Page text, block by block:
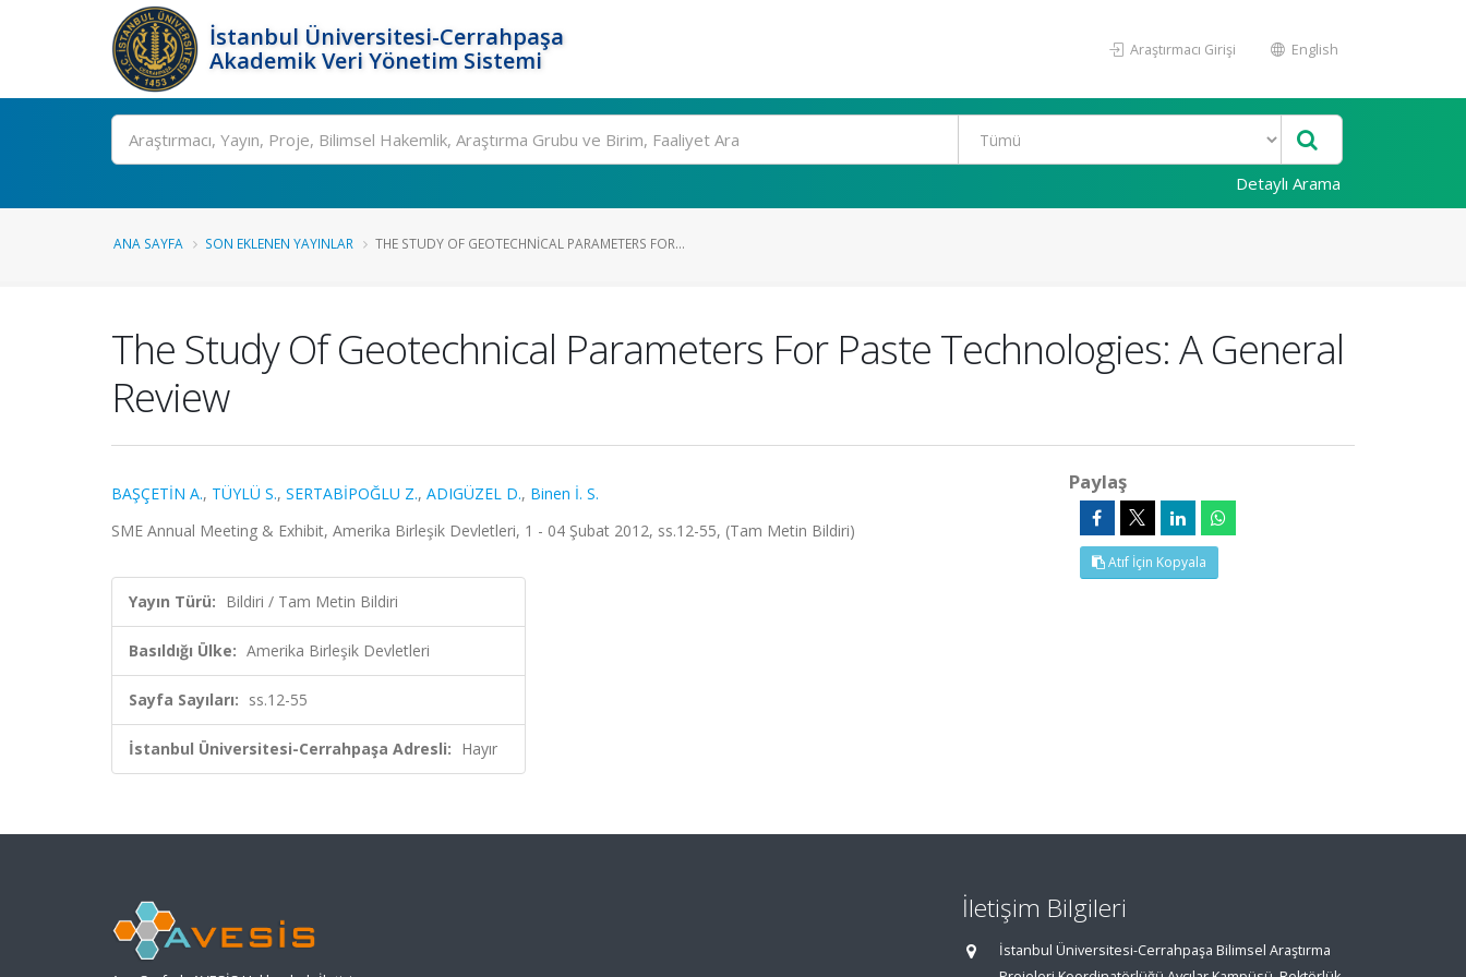
İstanbul Üniversitesi-Cerrahpaşa
Akademik Veri Yönetim Sistemi
Araştırmacı Girişi English
Ara
Detaylı Arama
ANA SAYFA SON EKLENEN YAYINLAR THE STUDY OF GEOTECHNICAL PARAMETERS FOR...
The Study Of Geotechnical Parameters For Paste Technologies: A General
Review
BAŞÇETİN A., TÜYLÜ S., SERTABİPOĞLU Z., ADIGÜZEL D., Binen İ. S.
SME Annual Meeting & Exhibit, Amerika Birleşik Devletleri, 1 - 04 Şubat 2012, ss.12-55, (Tam Metin Bildiri)
Yayın Türü: Bildiri / Tam Metin Bildiri
Basıldığı Ülke: Amerika Birleşik Devletleri
Sayfa Sayıları: ss.12-55
İstanbul Üniversitesi-Cerrahpaşa Adresli: Hayır
Paylaş
Atıf İçin Kopyala
İletişim Bilgileri
İstanbul Üniversitesi-Cerrahpaşa Bilimsel Araştırma